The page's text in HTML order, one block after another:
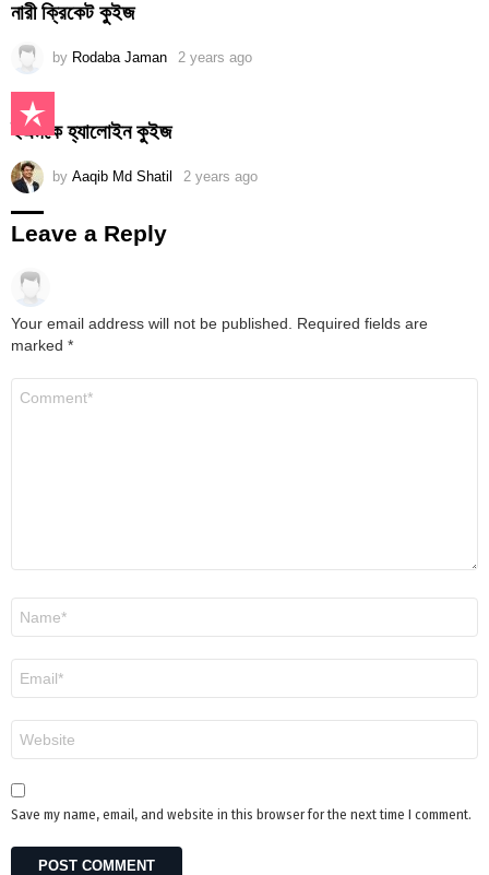
নারী ক্রিকেট কুইজ
by Rodaba Jaman 2 years ago
ইএমকে হ্যালোইন কুইজ
by Aaqib Md Shatil 2 years ago
Leave a Reply
Your email address will not be published.
Required fields are
marked *
Save my name, email, and website in this browser for the next time I comment.